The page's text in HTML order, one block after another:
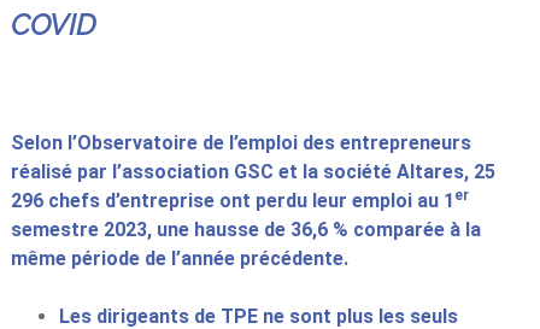
COVID
Selon l’Observatoire de l’emploi des entrepreneurs
réalisé par l’association GSC et la société Altares, 25
296 chefs d’entreprise ont perdu leur emploi au 1 er
semestre 2023, une hausse de 36,6 % comparée à la
même période de l’année précédente.
Les dirigeants de TPE ne sont plus les seuls